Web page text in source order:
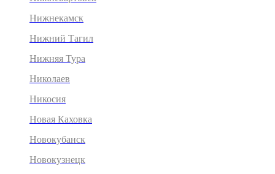
Нижнекамск
Нижний Тагил
Нижняя Тура
Николаев
Никосия
Новая Каховка
Новокубанск
Новокузнецк